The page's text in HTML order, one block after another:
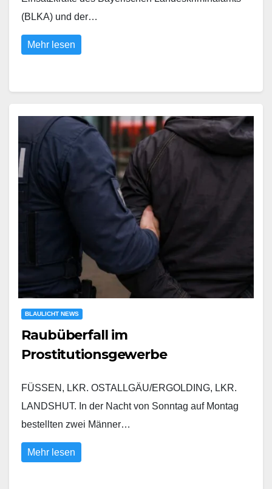
(BLKA) und der…
Mehr lesen
BLAULICHT NEWS
Raubüberfall im
Prostitutionsgewerbe
FÜSSEN, LKR. OSTALLGÄU/ERGOLDING, LKR.
LANDSHUT. In der Nacht von Sonntag auf Montag
bestellten zwei Männer…
Mehr lesen